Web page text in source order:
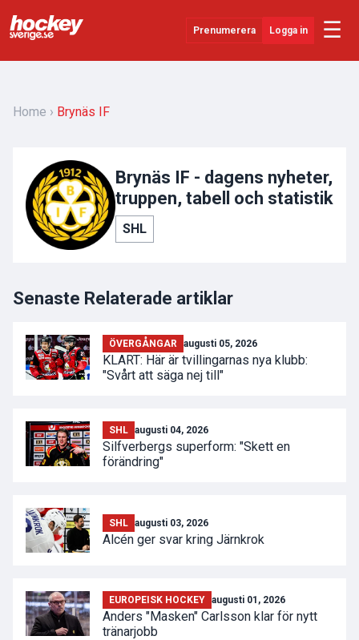
Prenumerera Logga in ☰
YouTube
Evenemang
Övrigt
Home Brynäs IF
Brynäs IF - dagens nyheter,
truppen, tabell och statistik
SHL
Senaste Relaterade artiklar
ÖVERGÅNGAR augusti 05, 2026
KLART: Här är tvillingarnas nya klubb:
"Svårt att säga nej till"
SHL augusti 04, 2026
Silfverbergs superform: "Skett en
förändring"
SHL augusti 03, 2026
Alcén ger svar kring Järnkrok
EUROPEISK HOCKEY augusti 01, 2026
Anders "Masken" Carlsson klar för nytt
tränarjobb